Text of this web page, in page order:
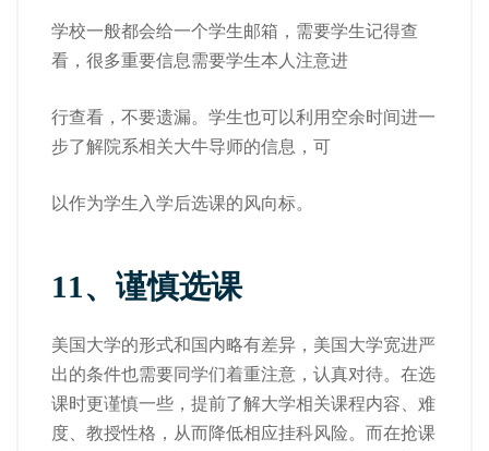
学校一般都会给一个学生邮箱，需要学生记得查
看，很多重要信息需要学生本人注意进
行查看，不要遗漏。学生也可以利用空余时间进一
步了解院系相关大牛导师的信息，可
以作为学生入学后选课的风向标。
11、 谨慎选课
美国大学的形式和国内略有差异，美国大学宽进严
出的条件也需要同学们着重注意，认真对待。在选
课时更谨慎一些，提前了解大学相关课程内容、难
度、教授性格，从而降低相应挂科风险。而在抢课